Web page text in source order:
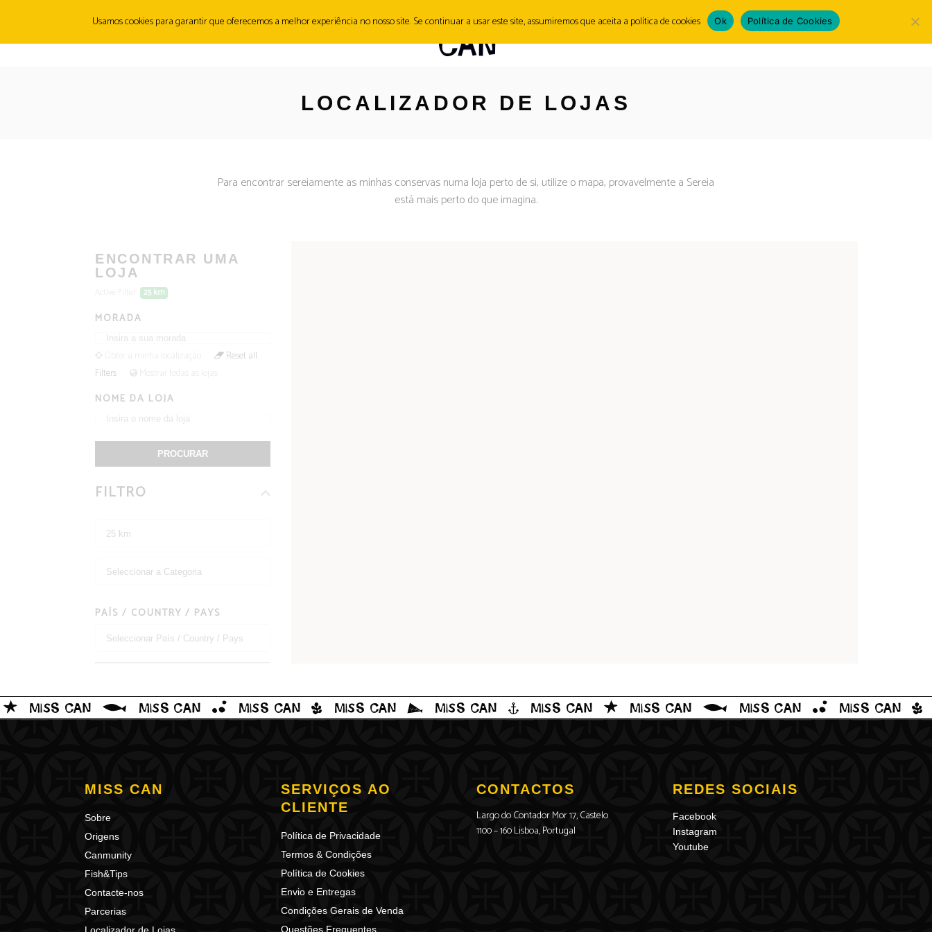
LOGIN
Escolha
um
LOCALIZADOR DE LOJAS
Para encontrar sereiamente as minhas conservas numa loja perto de si, utilize o mapa, provavelmente a Sereia
está mais perto do que imagina.
ENCONTRAR UMA
LOJA
25 km
MORADA
Reset all
Filters
NOME DA LOJA
PROCURAR
FILTRO
PAÍS / COUNTRY / PAYS
MISS CAN
Sobre
Origens
Canmunity
Fish&Tips
Contacte-nos
Parcerias
SERVIÇOS AO
CLIENTE
Política de Privacidade
Termos & Condições
Política de Cookies
Envio e Entregas
Condições Gerais de Venda
Questões Frequentes
CONTACTOS
Largo do Contador Mor 17, Castelo
1100 – 160 Lisboa, Portugal
REDES SOCIAIS
Facebook
Instagram
Youtube
Usamos cookies para garantir que oferecemos a melhor experiência no nosso site. Se continuar a usar este site, assumiremos que aceita a política de cookies Ok Política de Cookies